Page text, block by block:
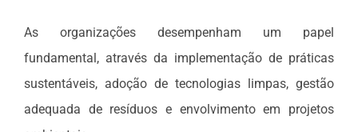
As organizações desempenham um papel
fundamental, através da implementação de práticas
sustentáveis, adoção de tecnologias limpas, gestão
adequada de resíduos e envolvimento em projetos